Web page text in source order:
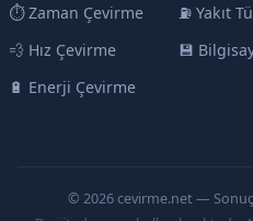
⏱️ Zaman Çevirme
💨 Hız Çevirme
🔋 Enerji Çevirme
⛽ Yakıt
💾
© 2026 cevirme.net —